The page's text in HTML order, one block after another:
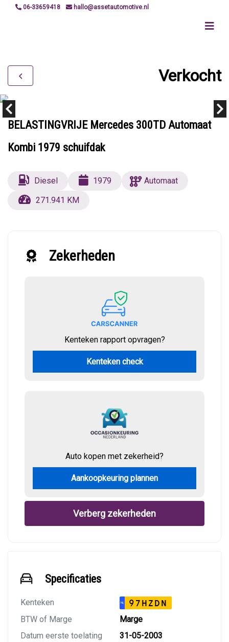
06-33659418 hallo@assetautomotive.nl
Verkocht
BELASTINGVRIJE Mercedes 300TD Automaat
Kombi 1979 schuifdak
Diesel 1979
Automaat
271.941 KM
Zekerheden
Kenteken rapport opvragen?
Kenteken check
Auto kopen met zekerheid?
Aankoopkeuring plannen
Verberg zekerheden
Specificaties
Kenteken NL 97HZDN
BTW of Marge
Marge
Datum eerste toelating
31-05-2003